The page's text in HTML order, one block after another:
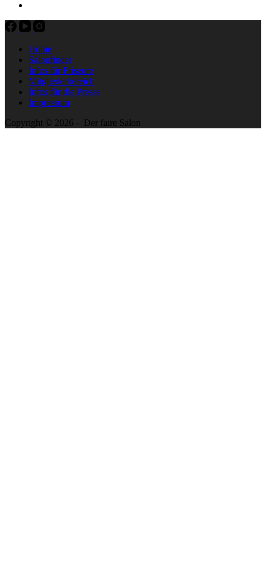
Home
Salonfinder
Infos für Friseure
Mitgliederbereich
Infos für die Presse
Impressum
Copyright © 2026 - Der faire Salon